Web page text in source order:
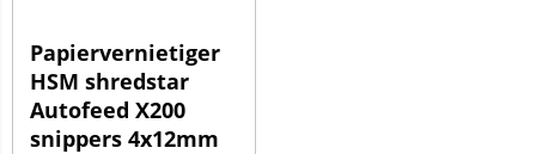
Papiervernietiger
HSM shredstar
Autofeed X200
snippers 4x12mm